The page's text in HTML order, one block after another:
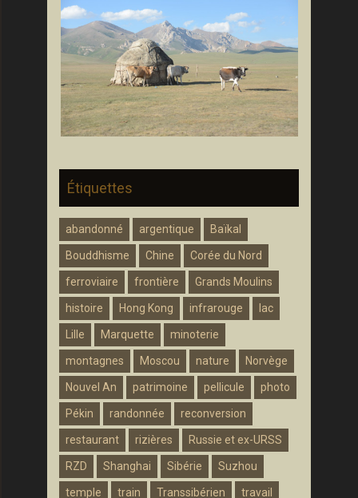
Étiquettes
abandonné argentique Baïkal
Bouddhisme Chine Corée du Nord
ferroviaire frontière Grands Moulins
histoire Hong Kong infrarouge lac
Lille Marquette minoterie
montagnes Moscou nature Norvège
Nouvel An patrimoine pellicule photo
Pékin randonnée reconversion
restaurant rizières Russie et ex-URSS
RZD Shanghai Sibérie Suzhou
temple train Transsibérien travail